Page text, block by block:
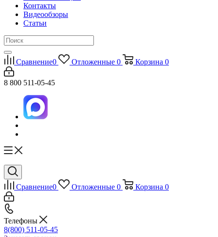
Контакты
Видеообзоры
Статьи
Сравнение0 Отложенные 0 Корзина 0
8 800 511-05-45
Сравнение0 Отложенные 0 Корзина 0
Телефоны
8(800) 511-05-45